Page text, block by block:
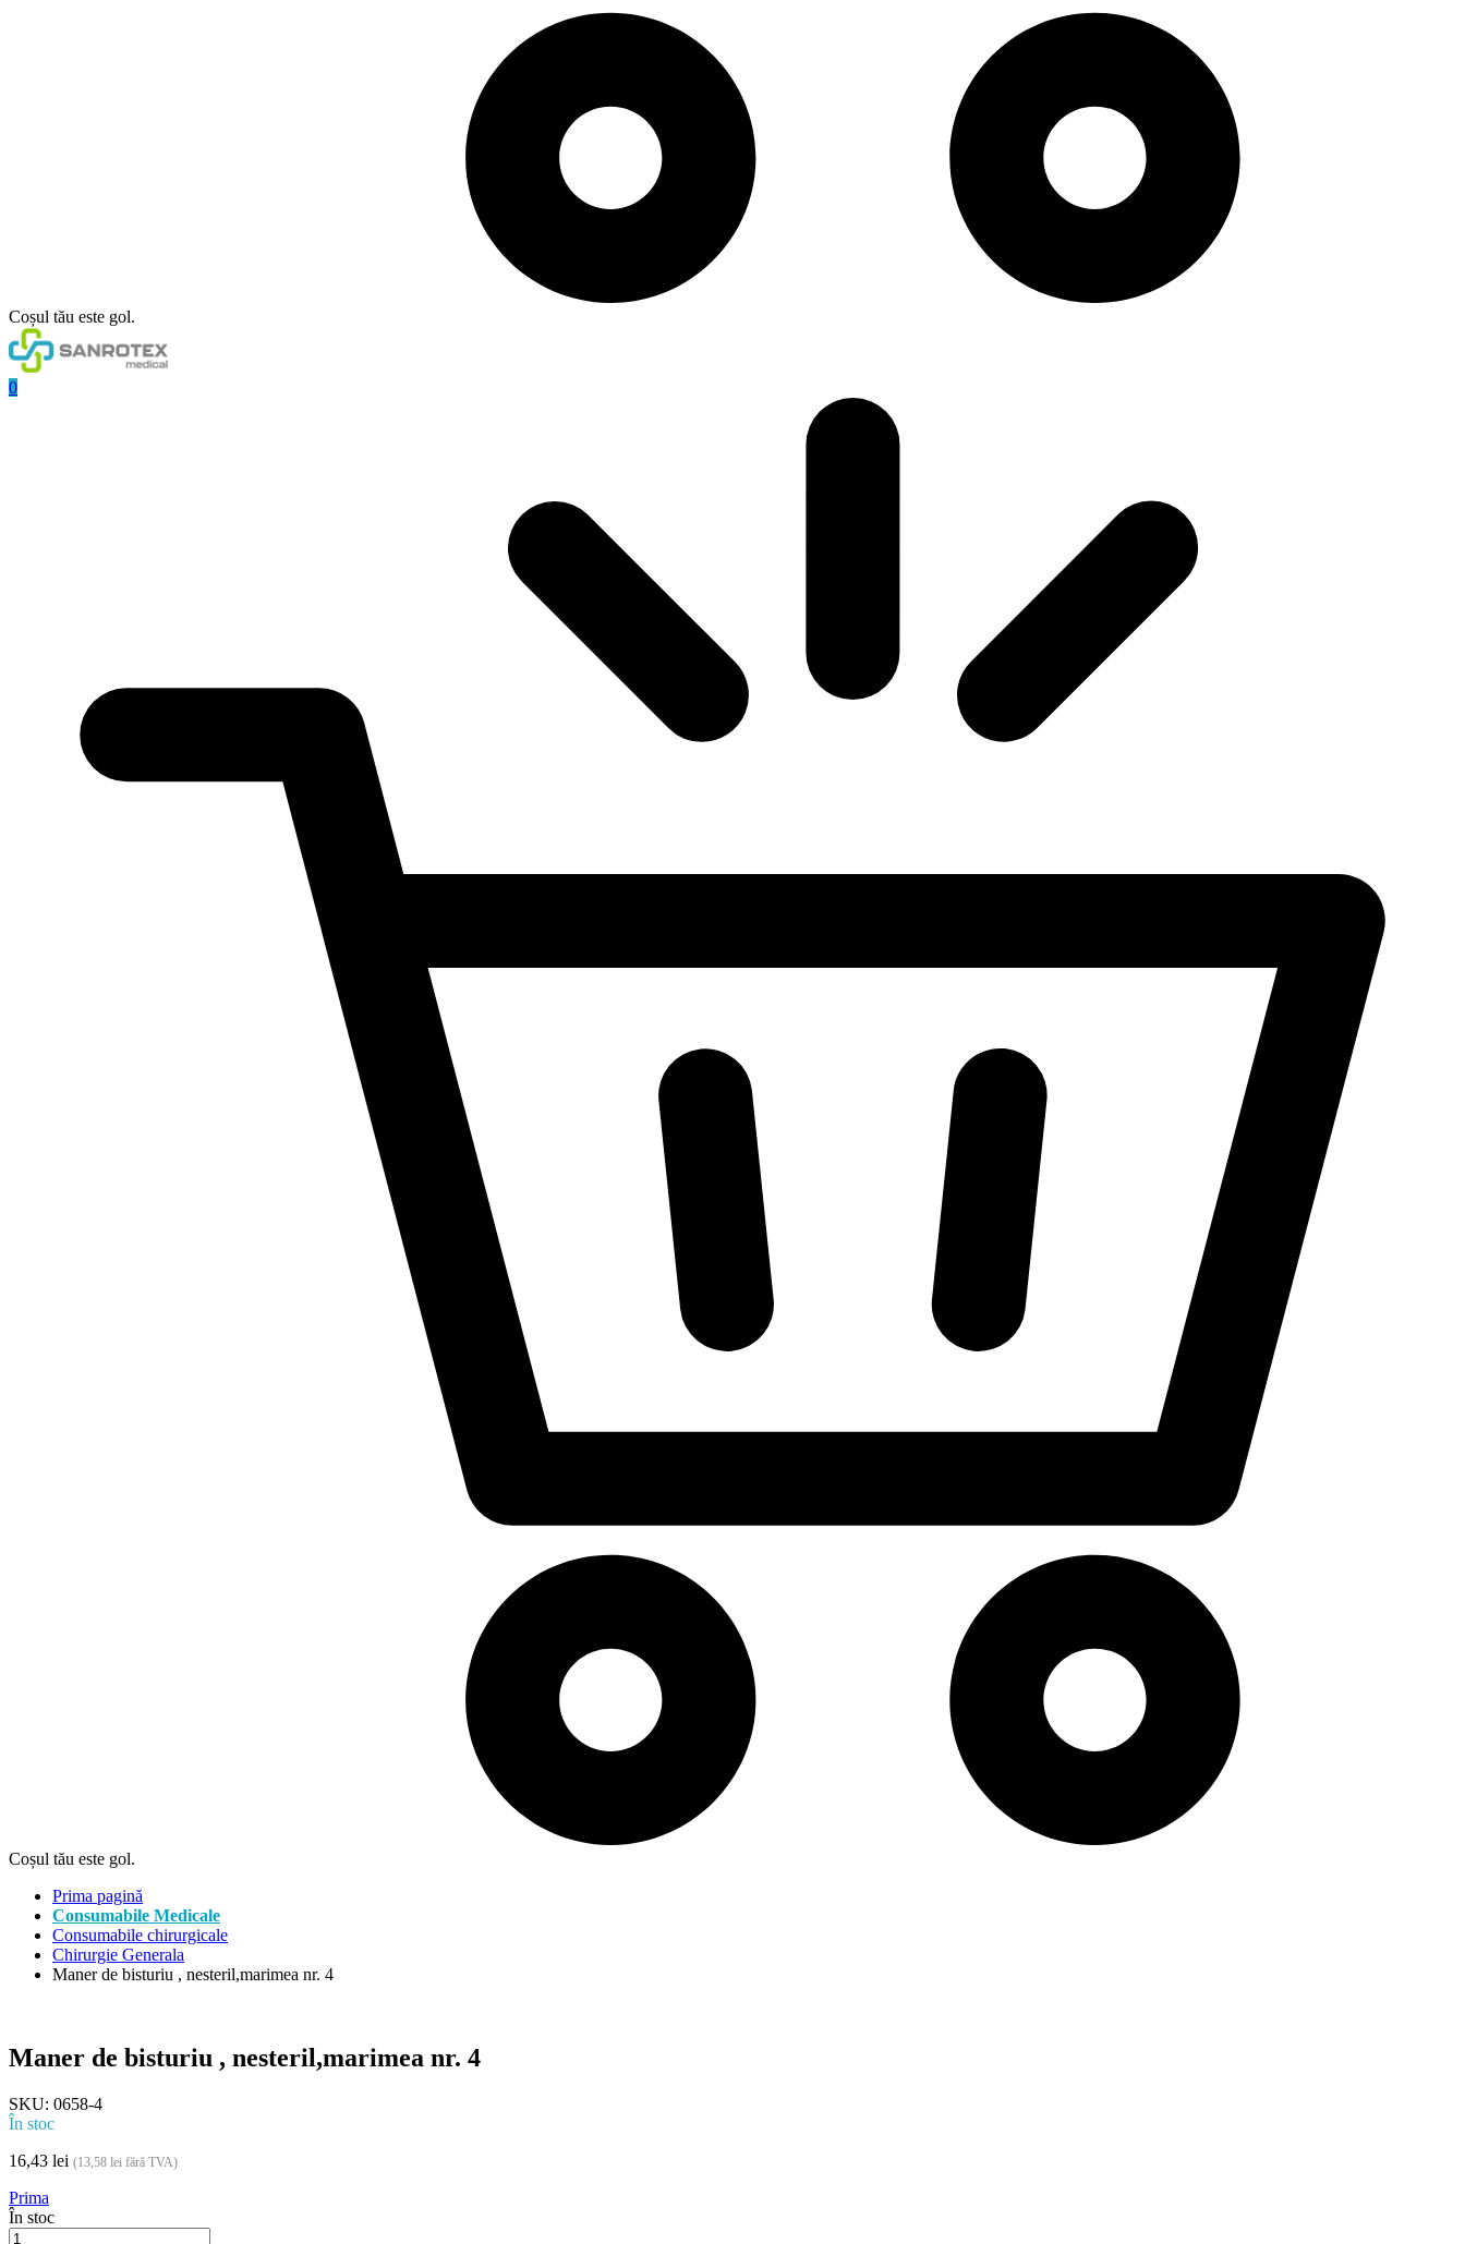
Coșul tău este gol.
0
Coșul tău este gol.
Prima pagină
Consumabile Medicale
Consumabile chirurgicale
Chirurgie Generala
Maner de bisturiu , nesteril,marimea nr. 4
Maner de bisturiu , nesteril,marimea nr. 4
SKU: 0658-4
În stoc
16,43 lei (13,58 lei fără TVA)
Prima
În stoc
Maner